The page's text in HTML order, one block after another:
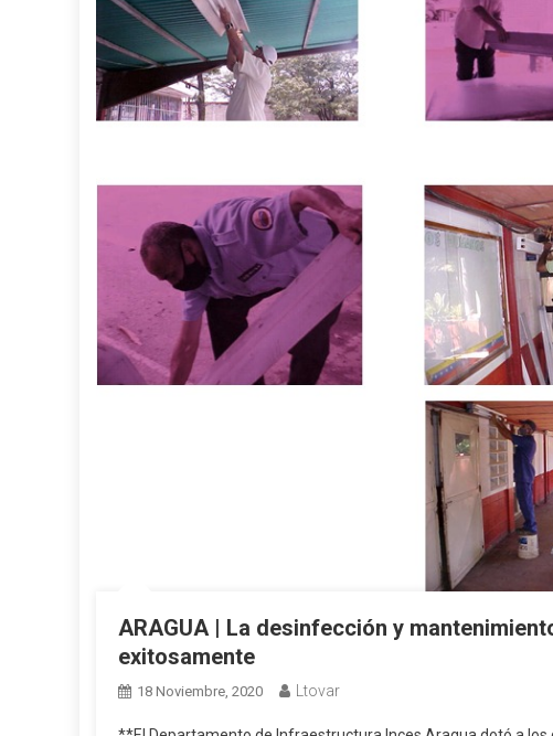
ARAGUA | La desinfección y
exitosamente
18 Noviembre, 2020 Ltovar